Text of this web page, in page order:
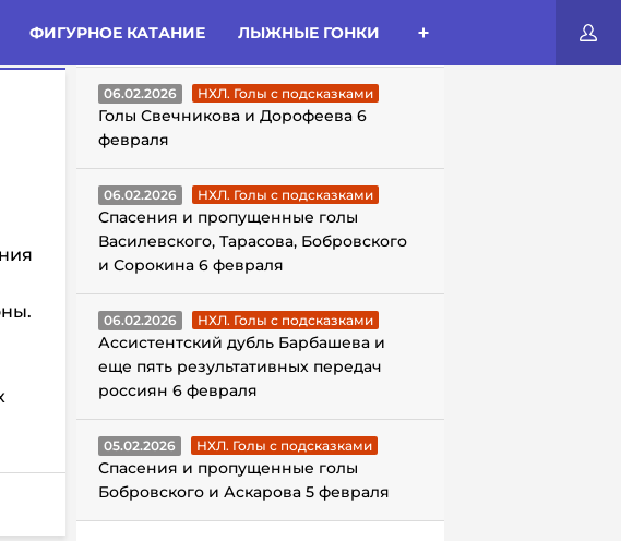
ФИГУРНОЕ КАТАНИЕ ЛЫЖНЫЕ ГОНКИ
ГОЛЫ С ПОДСКАЗКАМИ
06.02.2026 НХЛ. Голы с подсказками
Голы Свечникова и Дорофеева 6
февраля
06.02.2026 НХЛ. Голы с подсказками
Спасения и пропущенные голы
Василевского, Тарасова, Бобровского
и Сорокина 6 февраля
06.02.2026 НХЛ. Голы с подсказками
Ассистентский дубль Барбашева и
еще пять результативных передач
россиян 6 февраля
05.02.2026 НХЛ. Голы с подсказками
Спасения и пропущенные голы
Бобровского и Аскарова 5 февраля